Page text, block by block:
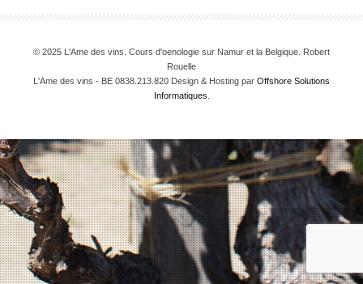
© 2025 L'Ame des vins. Cours d'oenologie sur Namur et la Belgique. Robert
Rouelle
L'Ame des vins - BE 0838.213.820 Design & Hosting par Offshore Solutions
Informatiques